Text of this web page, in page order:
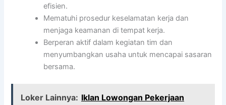
efisien.
Mematuhi prosedur keselamatan kerja dan
menjaga keamanan di tempat kerja.
Berperan aktif dalam kegiatan tim dan
menyumbangkan usaha untuk mencapai sasaran
bersama.
Loker Lainnya: Iklan Lowongan Pekerjaan